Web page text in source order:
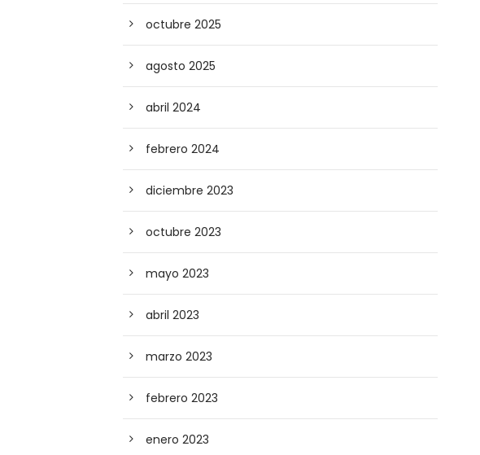
octubre 2025
agosto 2025
abril 2024
febrero 2024
diciembre 2023
octubre 2023
mayo 2023
abril 2023
marzo 2023
febrero 2023
enero 2023